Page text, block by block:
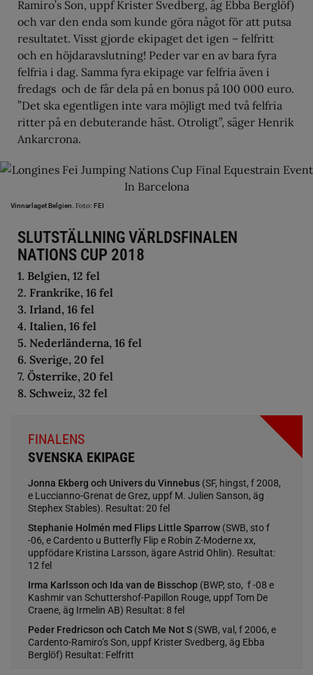
Ramiro’s Son, uppf Krister Svedberg, äg Ebba Berglöf)
och var den enda som kunde göra något för att putsa
resultatet. Visst gjorde ekipaget det igen – felfritt
och en höjdaravslutning! Peder var en av bara fyra
felfria i dag. Samma fyra ekipage var felfria även i
fredags och de får dela på en bonus på 100 000 euro.
”Det ska egentligen inte vara möjligt med två felfria
ritter på en debuterande häst. Otroligt”, säger Henrik
Ankarcrona.
Vinnarlaget Belgien. Foto: FEI
SLUTSTÄLLNING VÄRLDSFINALEN
NATIONS CUP 2018
1. Belgien, 12 fel
2. Frankrike, 16 fel
3. Irland, 16 fel
4. Italien, 16 fel
5. Nederländerna, 16 fel
6. Sverige, 20 fel
7. Österrike, 20 fel
8. Schweiz, 32 fel
FINALENS
SVENSKA EKIPAGE
Jonna Ekberg och Univers du Vinnebus (SF, hingst, f 2008,
e Luccianno-Grenat de Grez, uppf M. Julien Sanson, äg
Stephex Stables). Resultat: 20 fel
Stephanie Holmén med Flips Little Sparrow (SWB, sto f
-06, e Cardento u Butterfly Flip e Robin Z-Moderne xx,
uppfödare Kristina Larsson, ägare Astrid Ohlin). Resultat:
12 fel
Irma Karlsson och Ida van de Bisschop (BWP, sto, f -08 e
Kashmir van Schuttershof-Papillon Rouge, uppf Tom De
Craene, äg Irmelin AB) Resultat: 8 fel
Peder Fredricson och Catch Me Not S (SWB, val, f 2006, e
Cardento-Ramiro’s Son, uppf Krister Svedberg, äg Ebba
Berglöf) Resultat: Felfritt